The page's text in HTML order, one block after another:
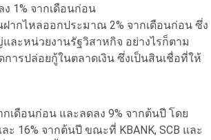
1% จากเดือนก่อน
ฝากไหลออกประมาณ 2% จากเดือนก่อน ซึ่ง
ละหน่วยงานรัฐวิสาหกิจ อย่างไรก็ตาม
ารปล่อยกู้ในตลาดเงิน ซึ่งเป็นสินเชื่อที่ให้
เดือนก่อน และลดลง 9% จากต้นปี โดย
16% จากต้นปี ขณะที่ KBANK, SCB และ